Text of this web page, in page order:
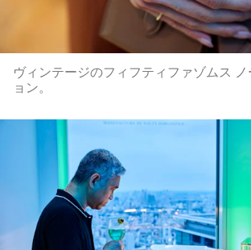
ヴィンテージのフィフティファゾムス
ョン。